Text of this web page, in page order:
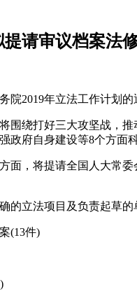
提请审议档案法
院2019年立法工作计划
围绕打好三大攻坚战
政府自身建设等8个方面
面，将提请全国人大常
的立法项目及负责起草的
(13件)